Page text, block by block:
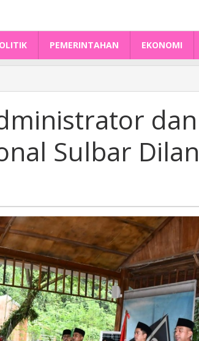
PEMERINTAHAN EKONOMI
Sulbar